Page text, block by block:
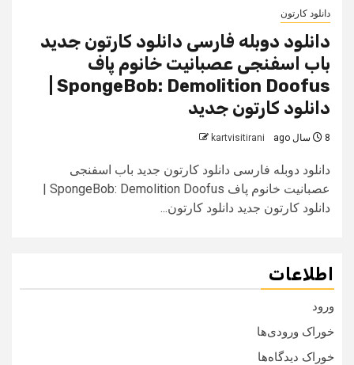
دانلود کارتون
دانلود دوبله فارسی دانلود کارتون جدید
باب اسفنجی عصبانیت خانوم پاف
دانلود کارتون جدید
8 سال ago kartvisitirani
دانلود دوبله فارسی دانلود کارتون جدید باب اسفنجی
عصبانیت خانوم پاف SpongeBob: Demolition Doofus |
دانلود کارتون جدید دانلود کارتون...
اطلاعات
ورود
خوراک ورودی‌ها
خوراک دیدگاه‌ها